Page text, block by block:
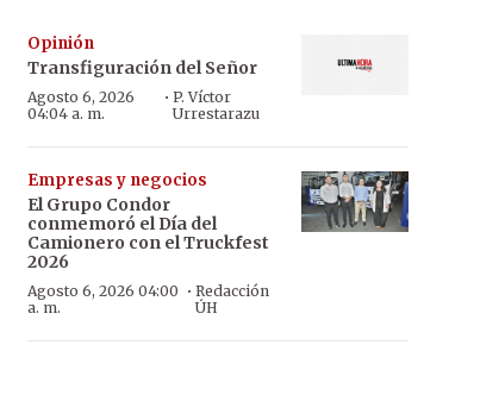
Opinión
Transfiguración del Señor
Agosto 6, 2026
04:04 a. m.
· P. Víctor
Urrestarazu
Empresas y negocios
El Grupo Condor
conmemoró el Día del
Camionero con el Truckfest
2026
Agosto 6, 2026 04:00
a. m.
· Redacción
ÚH